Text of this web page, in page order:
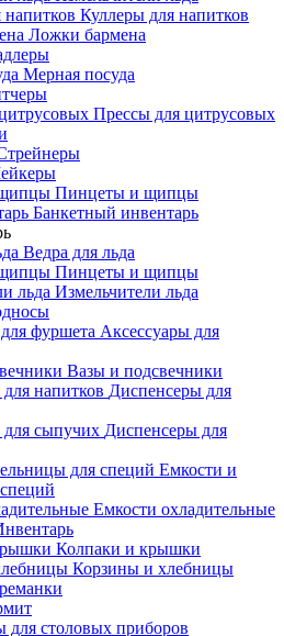
Куллеры для напитков
Ложки бармена
Мерная посуда
Прессы для цитрусовых
Пинцеты и щипцы
Банкетный инвентарь
Ведра для льда
Пинцеты и щипцы
Измельчители льда
Аксессуары для
Вазы и подсвечники
Диспенсеры для
Диспенсеры для
Емкости и
Емкости охладительные
Колпаки и крышки
Корзины и хлебницы